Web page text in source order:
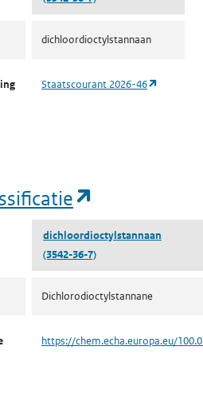
dichloordioctylstannaan
Staatscourant 2026-46
dichloordioctylstannaan
(3542-36-7)
Dichlorodioctylstannane
https://chem.echa.europa.eu/